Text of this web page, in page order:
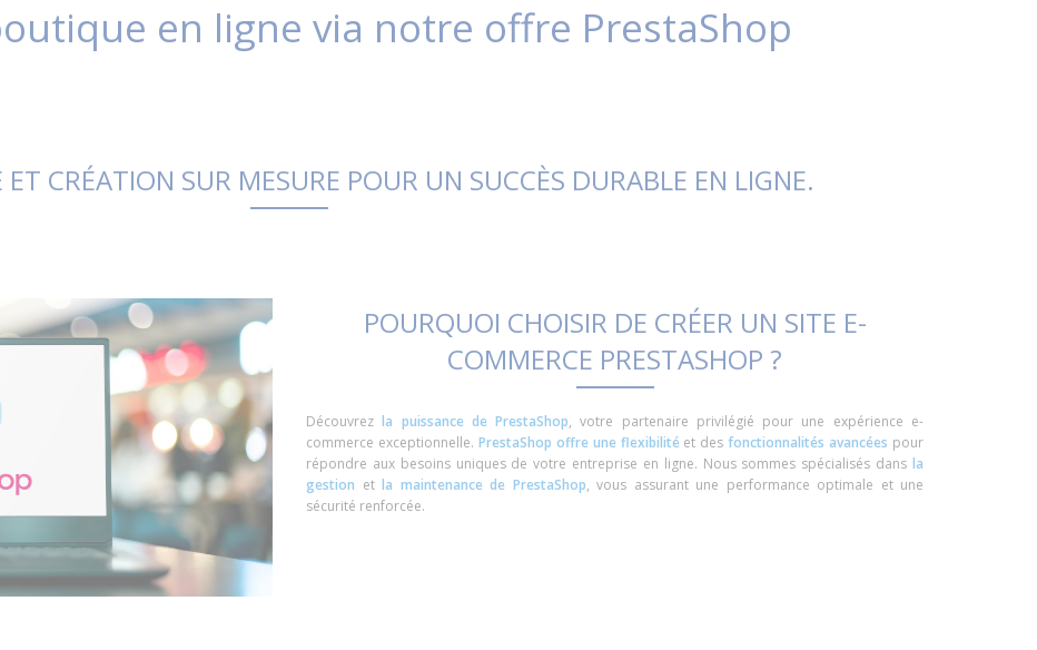
en ligne via notre offre PrestaShop
CRÉATION SUR MESURE POUR UN SUCCÈS DURABLE EN LIGNE.
POURQUOI CHOISIR DE CRÉER UN SITE E-
COMMERCE PRESTASHOP ?
Découvrezla puissance de PrestaShop, votre partenaire privilégié pour une expérience e-
commerce exceptionnelle. PrestaShop offre une flexibilité et des fonctionnalités avancées pour
répondre aux besoins uniques de votre entreprise en ligne. Nous sommes spécialisés dans la
gestion et la maintenance de PrestaShop, vous assurant une performance optimale et une
sécurité renforcée.